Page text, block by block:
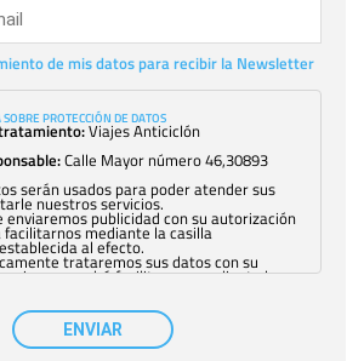
de mis datos para recibir la Newsletter
PROTECCIÓN DE DATOS
Viajes Anticiclón
Calle Mayor número 46,30893
serán usados para poder atender sus
nuestros servicios.
enviaremos publicidad con su autorización
facilitarnos mediante la casilla
al efecto.
trataremos sus datos con su
que podrá facilitarnos mediante la
carácter general, sólo el personal de
esté debidamente autorizado podrá
de la información que le pedimos. No se
a terceros.
ENVIAR